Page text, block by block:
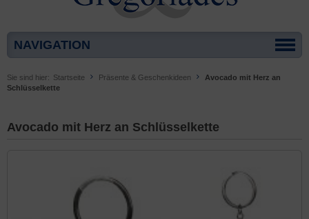
NAVIGATION
Sie sind hier: Startseite Präsente & Geschenkideen
Avocado mit Herz an
Schlüsselkette
Avocado mit Herz an Schlüsselkette